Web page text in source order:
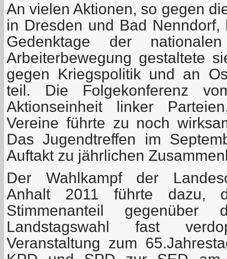
An vielen Aktionen, so gegen
in Dresden und Bad
Gedenktage der
Arbeiterbewegung gestaltete
gegen Kriegspolitik und an
teil. Die Folgekonferenz
Aktionseinheit linker
Vereine führte zu noch
Das Jugendtreffen im
Auftakt zu jährlichen
Der Wahlkampf der
Anhalt 2011 führte dazu,
Stimmenanteil gegenüber
Landstagswahl fast
Veranstaltung zum